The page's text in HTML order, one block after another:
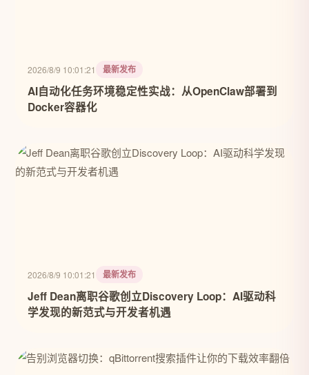
2026/8/9 10:01:21 最新发布
AI自动化任务环境稳定性实战：从OpenClaw部署到
Docker容器化
2026/8/9 10:01:21 最新发布
Jeff Dean离职谷歌创立Discovery Loop：AI驱动科
学发现的新范式与开发者机遇